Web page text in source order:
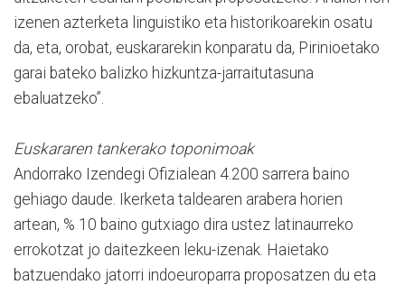
izenen azterketa linguistiko eta historikoarekin osatu
da, eta, orobat, euskararekin konparatu da, Pirinioetako
garai bateko balizko hizkuntza-jarraitutasuna
ebaluatzeko”.
Euskararen tankerako toponimoak
Andorrako Izendegi Ofizialean 4.200 sarrera baino
gehiago daude. Ikerketa taldearen arabera horien
artean, % 10 baino gutxiago dira ustez latinaurreko
errokotzat jo daitezkeen leku-izenak. Haietako
batzuendako jatorri indoeuroparra proposatzen du eta